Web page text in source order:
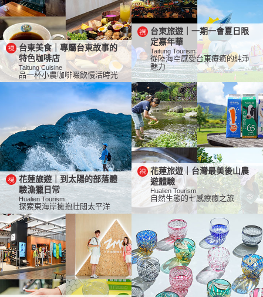
台東美食｜專屬台東故事的
特色咖啡店
Taitung Cuisine
品一杯小農咖啡啜飲慢活時光
台東旅遊｜一期一會夏日限
定嘉年華
Taitung Tourism
從陸海空感受台東療癒的純淨
魅力
花蓮旅遊｜到太陽的部落體
驗漁獵日常
Hualien Tourism
探索東海岸擁抱壯闊太平洋
花蓮旅遊｜台灣最美後山農
遊體驗
Hualien Tourism
自然生態的七感療癒之旅